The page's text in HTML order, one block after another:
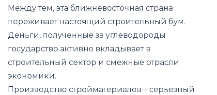
Между тем, эта ближневосточная страна
переживает настоящий строительный бум.
Деньги, полученные за углеводороды
государство активно вкладывает в
строительный сектор и смежные отрасли
экономики.
Производство стройматериалов – серьезный